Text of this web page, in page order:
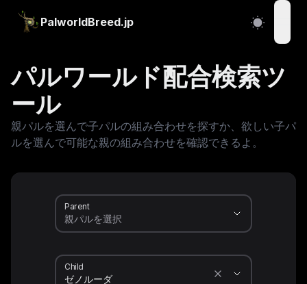
PalworldBreed.jp
パルワールド配合検索ツ
ール
親パルを選んで子パルの組み合わせを探すか、欲しい子パ
ルを選んで可能な親の組み合わせを確認できるよ。
Parent
Child